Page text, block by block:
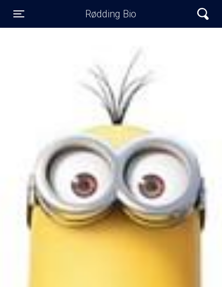
Rødding Bio